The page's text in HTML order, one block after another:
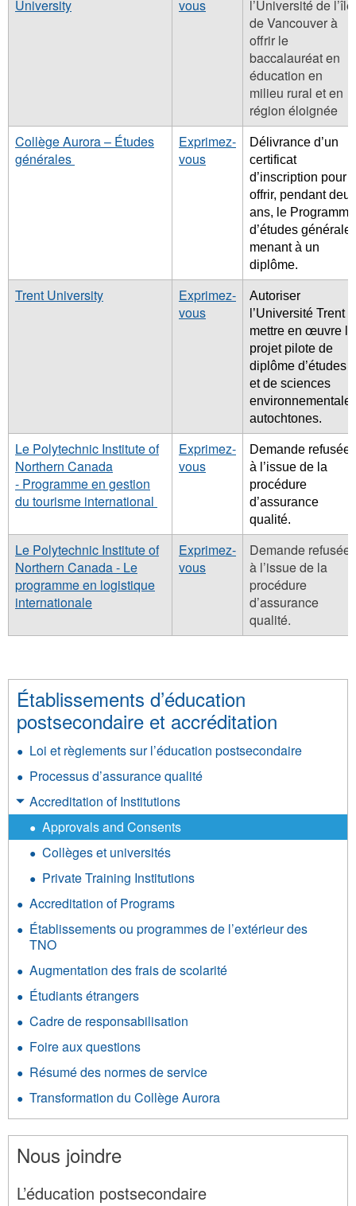
University vous
l’Université de l’île
de Vancouver à
offrir le
baccalauréat en
éducation en
milieu rural et en
région éloignée
Collège Aurora – Études
générales
Exprimez-
vous
Délivrance d’un
certificat
d’inscription pour
offrir, pendant deux
ans, le Programme
d’études
menant à un
diplôme.
Trent University
Exprimez-
vous
Autoriser
l’Université Trent à
mettre en œuvre le
projet pilote de
diplôme d’études
et de sciences
autochtones.
Le Polytechnic Institute of
Northern Canada
- Programme en gestion
du tourisme international
Exprimez-
vous
Demande refusée
à l’issue de la
procédure
d’assurance
qualité.
Le Polytechnic Institute of
Northern Canada - Le
programme en logistique
internationale
Exprimez-
vous
Demande refusée
à l’issue de la
procédure
d’assurance
qualité.
Établissements d’éducation
postsecondaire et accréditation
Loi et règlements sur l’éducation postsecondaire
Processus d’assurance qualité
Accreditation of Institutions
Approvals and Consents
Collèges et universités
Private Training Institutions
Accreditation of Programs
Établissements ou programmes de l’extérieur des
TNO
Augmentation des frais de scolarité
Étudiants étrangers
Cadre de responsabilisation
Foire aux questions
Résumé des normes de service
Transformation du Collège Aurora
Nous joindre
L’éducation postsecondaire